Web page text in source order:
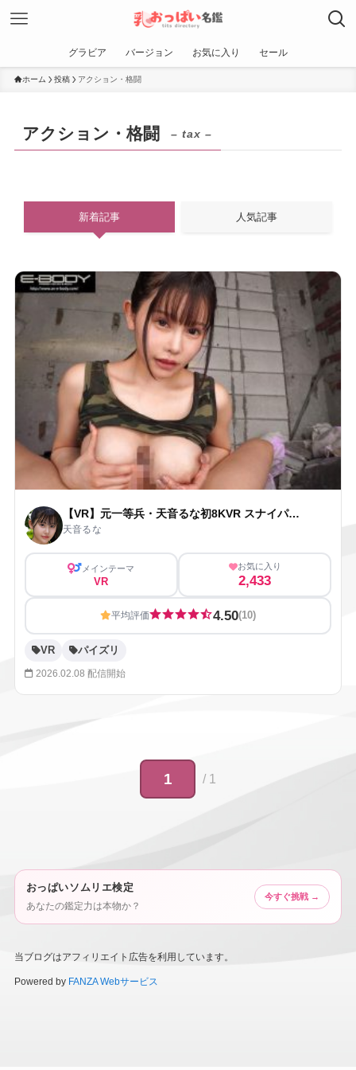
グラビア バージョン お気に入り セール
ホーム 投稿 アクション・格闘
アクション・格闘 – tax –
新着記事 人気記事
【VR】元一等兵・天音るな初8KVR スナイパーの俺たちは意識朦朧でムラムラMAX 148cmミニマムKカップのバディと猛暑の密着張り込み本気ハメ / EBVR-122
天音るな
メインテーマ
VR
お気に入り
2,433
平均評価 4.50(10)
VR パイズリ
2026.02.08 配信開始
/ 1
おっぱいソムリエ検定
あなたの鑑定力は本物か？
今すぐ挑戦 →
当ブログはアフィリエイト広告を利用しています。
Powered by FANZA Webサービス